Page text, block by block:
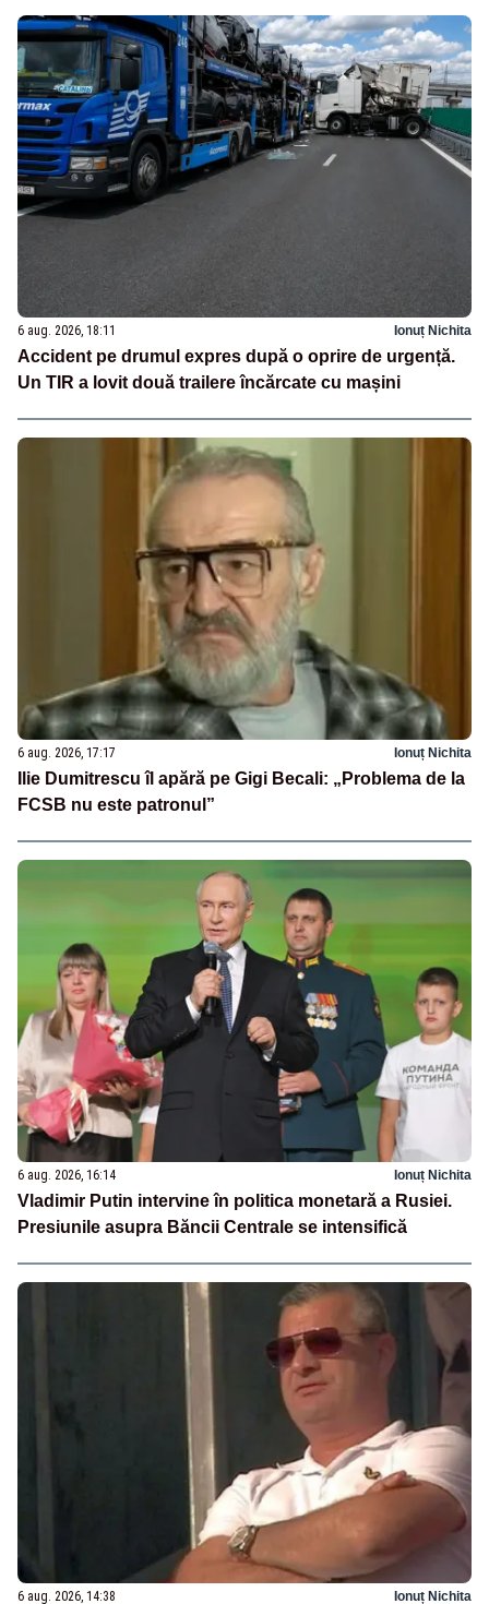
6 aug. 2026, 18:11 Ionuț Nichita
Accident pe drumul expres după o oprire de urgență.
Un TIR a lovit două trailere încărcate cu mașini
6 aug. 2026, 17:17 Ionuț Nichita
Ilie Dumitrescu îl apără pe Gigi Becali: „Problema de la
FCSB nu este patronul”
6 aug. 2026, 16:14 Ionuț Nichita
Vladimir Putin intervine în politica monetară a Rusiei.
Presiunile asupra Băncii Centrale se intensifică
6 aug. 2026, 14:38 Ionuț Nichita